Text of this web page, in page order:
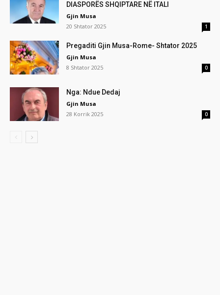
DIASPORËS SHQIPTARE NË ITALI
Gjin Musa
20 Shtator 2025
1
Pregaditi Gjin Musa-Rome- Shtator 2025
Gjin Musa
8 Shtator 2025
0
Nga: Ndue Dedaj
Gjin Musa
28 Korrik 2025
0